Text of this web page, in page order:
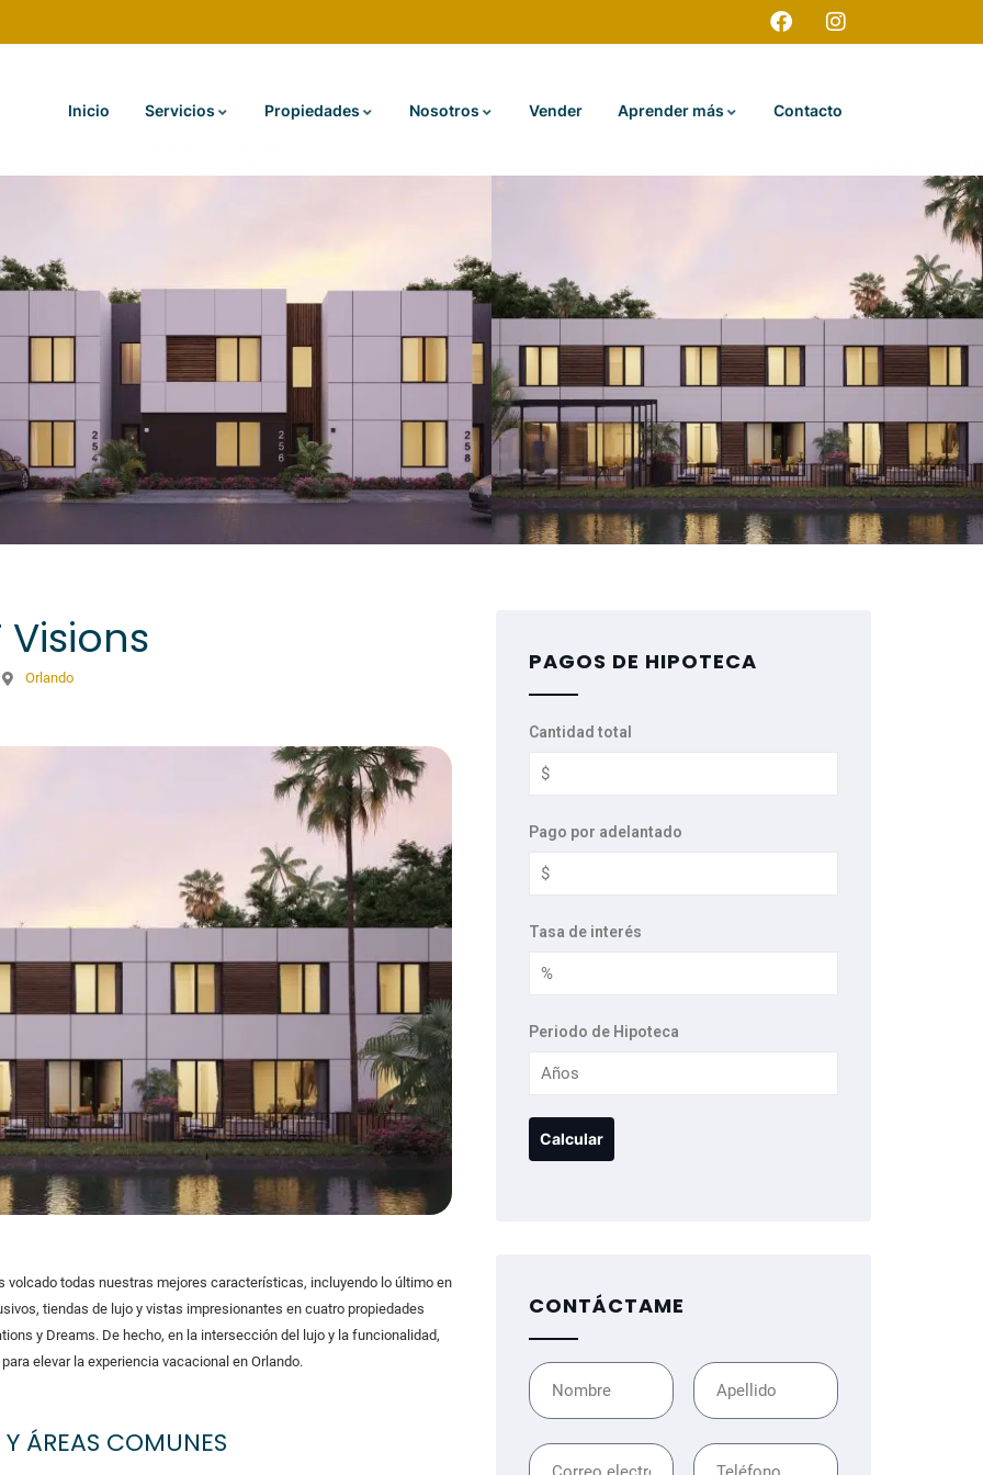
Inicio Servicios Propiedades Nosotros Vender Aprender más Contacto
Visions
Orlando
volcado todas nuestras mejores características, incluyendo lo último en
tiendas de lujo y vistas impresionantes en cuatro propiedades
y Dreams. De hecho, en la intersección del lujo y la funcionalidad,
elevar la experiencia vacacional en Orlando.
ÁREAS COMUNES
PAGOS DE HIPOTECA
Cantidad total
Pago por adelantado
Tasa de interés
Periodo de Hipoteca
CONTÁCTAME